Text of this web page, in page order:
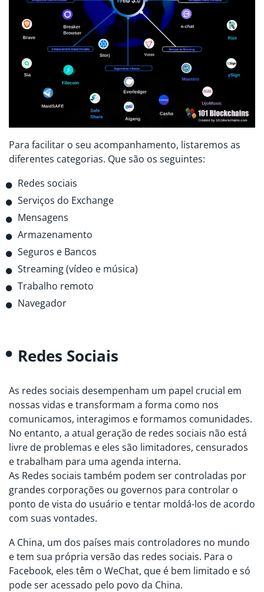
Para facilitar o seu acompanhamento, listaremos as
diferentes categorias. Que são os seguintes:
Redes sociais
Serviços do Exchange
Mensagens
Armazenamento
Seguros e Bancos
Streaming (vídeo e música)
Trabalho remoto
Navegador
Redes Sociais
As redes sociais desempenham um papel crucial em
nossas vidas e transformam a forma como nos
comunicamos, interagimos e formamos comunidades.
No entanto, a atual geração de redes sociais não está
livre de problemas e eles são limitadores, censurados
e trabalham para uma agenda interna.
As Redes sociais também podem ser controladas por
grandes corporações ou governos para controlar o
ponto de vista do usuário e tentar moldá-los de acordo
com suas vontades.
A China, um dos países mais controladores no mundo
e tem sua própria versão das redes sociais. Para o
Facebook, eles têm o WeChat, que é bem limitado e só
pode ser acessado ​​pelo povo da China.